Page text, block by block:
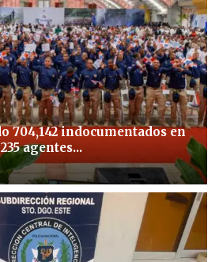
704,142 indocumentados en
agentes...